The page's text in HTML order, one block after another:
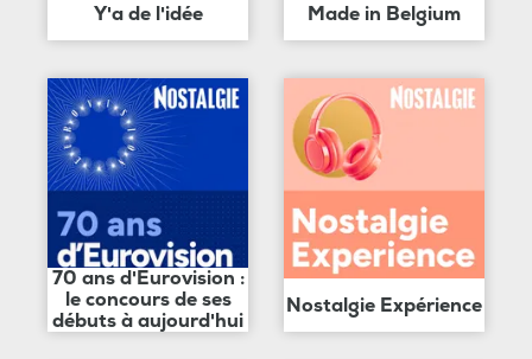
Y'a de l'idée Made in Belgium
70 ans d'Eurovision :
le concours de ses
débuts à aujourd'hui
Nostalgie Expérience